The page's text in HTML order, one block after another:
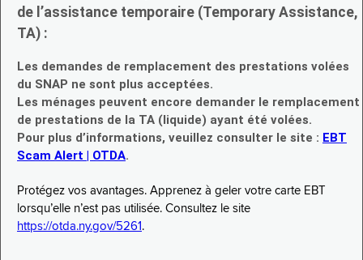
de l’assistance temporaire (Temporary Assistance,
TA) :
Les demandes de remplacement des prestations volées
du SNAP ne sont plus acceptées.
Les ménages peuvent encore demander le remplacement
de prestations de la TA (liquide) ayant été volées.
Pour plus d’informations, veuillez consulter le site : EBT
Scam Alert | OTDA.
Protégez vos avantages. Apprenez à geler votre carte EBT
lorsqu’elle n’est pas utilisée. Consultez le site
https://otda.ny.gov/5261 .